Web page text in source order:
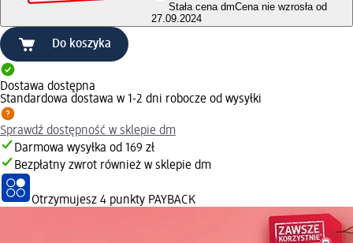
Stała cena dmCena nie wzrosła od
27.09.2024
Do koszyka
Dostawa dostępna
Standardowa dostawa w 1-2 dni robocze od wysyłki
Sprawdź dostępność w sklepie dm
Darmowa wysyłka od 169 zł
Bezpłatny zwrot również w sklepie dm
Otrzymujesz 4 punkty PAYBACK